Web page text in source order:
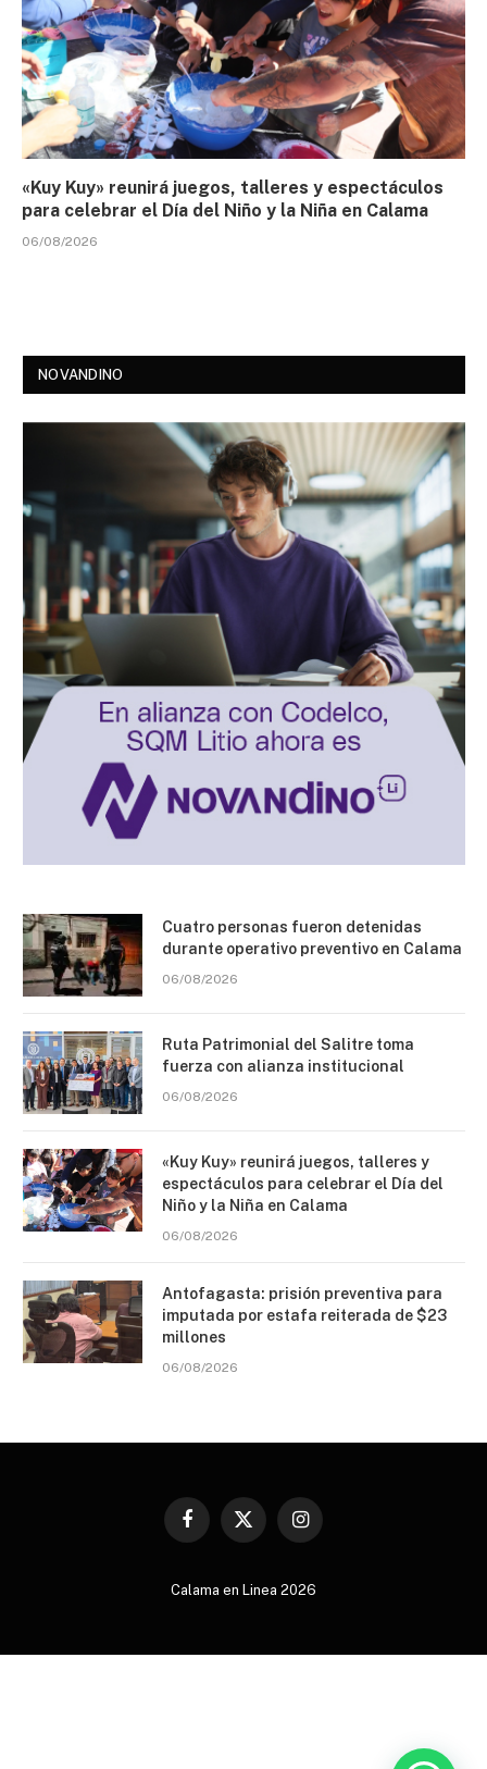
«Kuy Kuy» reunirá juegos, talleres y espectáculos
para celebrar el Día del Niño y la Niña en Calama
06/08/2026
NOVANDINO
Cuatro personas fueron detenidas
durante operativo preventivo en Calama
06/08/2026
Ruta Patrimonial del Salitre toma
fuerza con alianza institucional
06/08/2026
«Kuy Kuy» reunirá juegos, talleres y
espectáculos para celebrar el Día del
Niño y la Niña en Calama
06/08/2026
Antofagasta: prisión preventiva para
imputada por estafa reiterada de $23
millones
06/08/2026
Facebook
X
Instagram
Calama en Linea 2026